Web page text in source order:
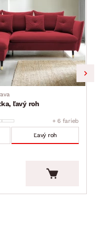
ľavý roh
+ 6 farieb
Ľavý roh